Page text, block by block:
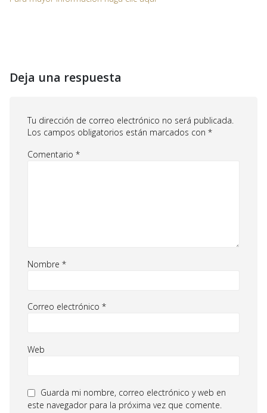
Deja una respuesta
Tu dirección de correo electrónico no será publicada.
Los campos obligatorios están marcados con *
Comentario *
Nombre *
Correo electrónico *
Web
Guarda mi nombre, correo electrónico y web en
este navegador para la próxima vez que comente.